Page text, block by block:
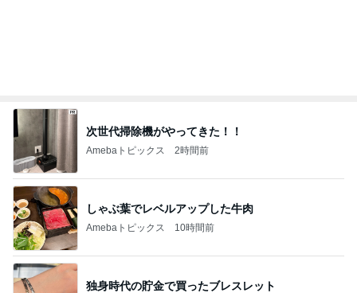
次世代掃除機がやってきた！！
Amebaトピックス 2時間前
しゃぶ葉でレベルアップした牛肉
Amebaトピックス 10時間前
独身時代の貯金で買ったブレスレット